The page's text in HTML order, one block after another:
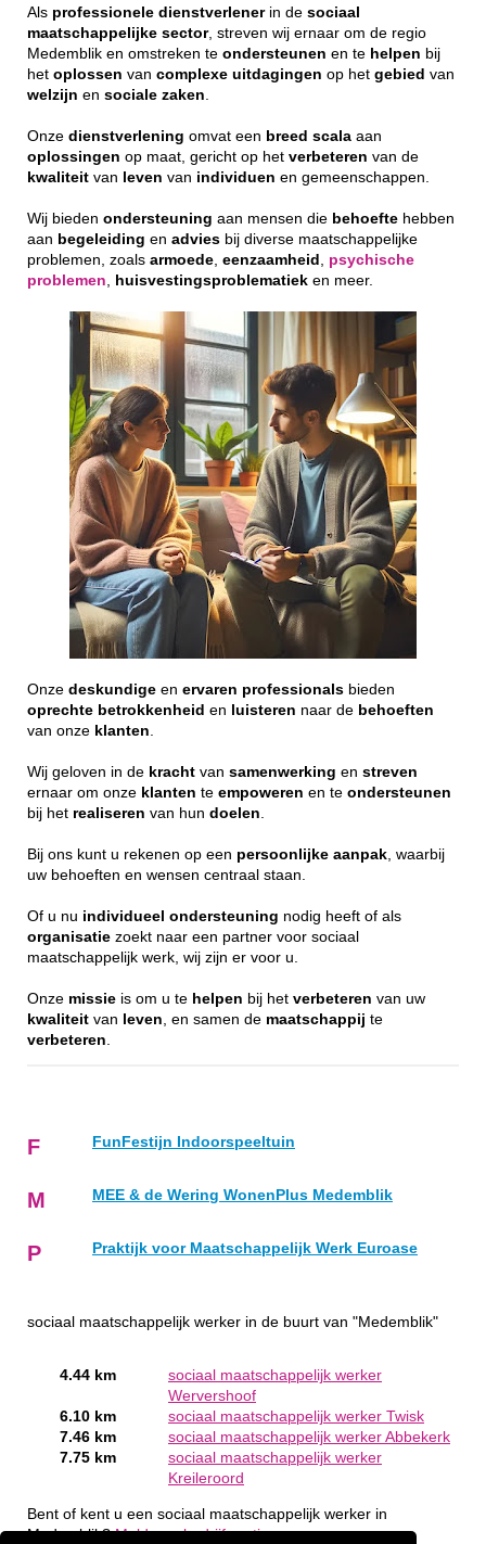
Als professionele dienstverlenerin de sociaal
maatschappelijke sector, streven wij ernaar om de regio
Medemblik en omstreken te ondersteunen en te helpen bij
het oplossen van complexe uitdagingen op het gebied van
welzijn en sociale zaken
Onze dienstverlening omvat een breed scala aan
oplossingen op maat, gericht op het verbeteren van de
kwaliteit van leven van individuen en gemeenschappen.
Wij bieden ondersteuning aan mensen die behoefte hebben
aan begeleiding en advies bij diverse maatschappelijke
problemen, zoals armoede eenzaamheid
psychische
problemen
huisvestingsproblematiek en meer.
Onze deskundige en ervaren professionals bieden
oprechte betrokkenheid en luisteren naar de behoeften
van onze klanten
Wij geloven in de kracht van samenwerking en streven
ernaar om onze klanten te empoweren en te ondersteunen
bij het realiseren van hun doelen
Bij ons kunt u rekenen op een persoonlijke aanpak , waarbij
uw behoeften en wensen centraal staan.
Of u nu individueel ondersteuning nodig heeft of als
organisatie zoekt naar een partner voor sociaal
maatschappelijk werk, wij zijn er voor u.
Onze missie is om u te helpen bij het verbeteren van uw
kwaliteit van leven , en samen de maatschappij te
verbeteren
F FunFestijn Indoorspeeltuin
M MEE & de Wering WonenPlus Medemblik
P Praktijk voor Maatschappelijk Werk Euroase
sociaal maatschappelijk werker in de buurt van "Medemblik"
4.44 km
sociaal maatschappelijk werker
Wervershoof
6.10 km
sociaal maatschappelijk werker Twisk
7.46 km
sociaal maatschappelijk werker Abbekerk
7.75 km
sociaal maatschappelijk werker
Kreileroord
Bent of kent u een sociaal maatschappelijk werker in
Medemblik?Meld een bedrijf gratis aan